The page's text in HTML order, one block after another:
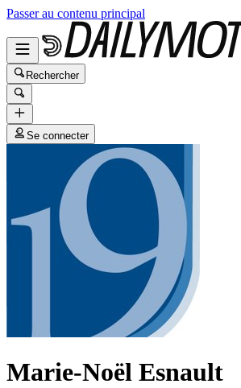
Passer au contenu principal
Rechercher
Se connecter
Marie-Noël Esnault